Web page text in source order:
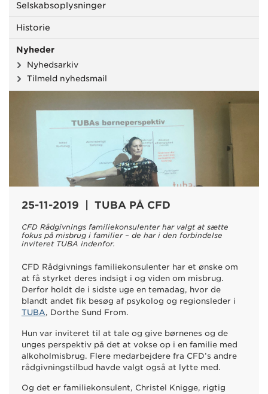
Selskabsoplysninger
Historie
Nyheder
Nyhedsarkiv
Tilmeld nyhedsmail
25-11-2019 | TUBA PÅ CFD
CFD Rådgivnings familiekonsulenter har valgt at sætte
fokus på misbrug i familier – de har i den forbindelse
inviteret TUBA indenfor.
CFD Rådgivnings familiekonsulenter har et ønske om
at få styrket deres indsigt i og viden om misbrug.
Derfor holdt de i sidste uge en temadag, hvor de
blandt andet fik besøg af psykolog og regionsleder i
TUBA, Dorthe Sund From.
Hun var inviteret til at tale og give børnenes og de
unges perspektiv på det at vokse op i en familie med
alkoholmisbrug. Flere medarbejdere fra CFD’s andre
rådgivningstilbud havde valgt også at lytte med.
Og det er familiekonsulent, Christel Knigge, rigtig